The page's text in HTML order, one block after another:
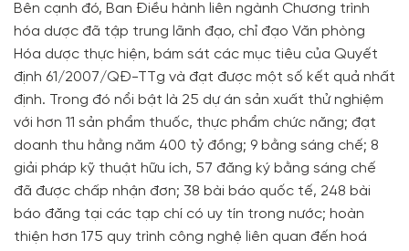
Bên cạnh đó, Ban Điều hành liên ngành Chương trình
hóa dược đã tập trung lãnh đạo, chỉ đạo Văn phòng
Hóa dược thực hiện, bám sát các mục tiêu của Quyết
định 61/2007/QĐ-TTg và đạt được một số kết quả nhất
định. Trong đó nổi bật là 25 dự án sản xuất thử nghiệm
với hơn 11 sản phẩm thuốc, thực phẩm chức năng; đạt
doanh thu hằng năm 400 tỷ đồng; 9 bằng sáng chế; 8
giải pháp kỹ thuật hữu ích, 57 đăng ký bằng sáng chế
đã được chấp nhận đơn; 38 bài báo quốc tế, 248 bài
báo đăng tại các tạp chí có uy tín trong nước; hoàn
thiện hơn 175 quy trình công nghệ liên quan đến hoá